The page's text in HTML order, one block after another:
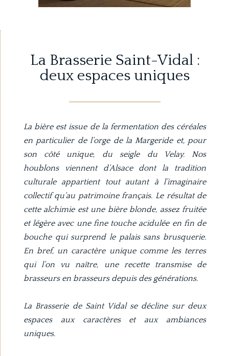
La Brasserie Saint-Vidal :
deux espaces uniques
La bière est issue de la fermentation des céréales
en particulier de l’orge de la Margeride et, pour
son côté unique, du seigle du Velay. Nos
houblons viennent d’Alsace dont la tradition
culturale appartient tout autant à l’imaginaire
collectif qu’au patrimoine français. Le résultat de
cette alchimie est une bière blonde, assez fruitée
et légère avec une fine touche acidulée en fin de
bouche qui surprend le palais sans brusquerie.
En bref, un caractère unique comme les terres
qui l’on vu naître, une recette transmise de
brasseurs en brasseurs depuis des générations.
La Brasserie de Saint Vidal se décline sur deux
espaces aux caractères et aux ambiances
uniques.